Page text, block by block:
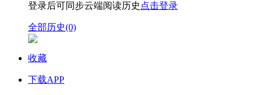
登录后可同步云端阅读历史 点击登录
全部历史(0)
收藏
下载APP